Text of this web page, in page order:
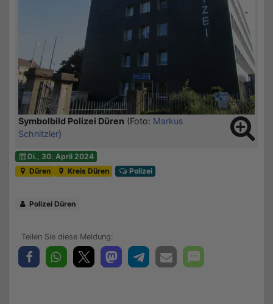
Symbolbild Polizei Düren (Foto: Markus
Schnitzler)
Di., 30. April 2024
Düren
Kreis Düren Polizei
Polizei Düren